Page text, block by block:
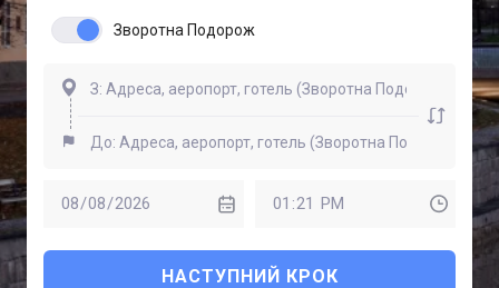
Зворотна Подорож
НАСТУПНИЙ КРОК